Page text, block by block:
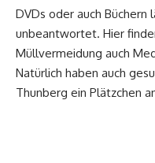
DVDs oder auch Büchern
unbeantwortet. Hier
Müllvermeidung auch
Natürlich haben auch
Thunberg ein Plätzchen